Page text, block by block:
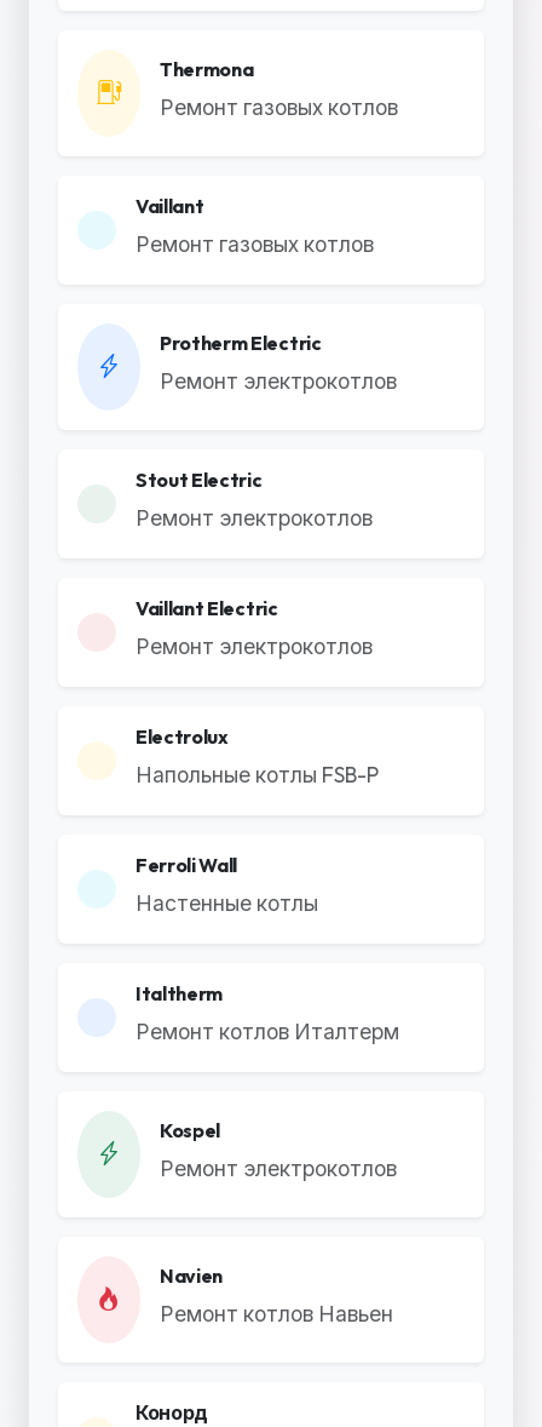
Thermona
Ремонт газовых котлов
Vaillant
Ремонт газовых котлов
Protherm Electric
Ремонт электрокотлов
Stout Electric
Ремонт электрокотлов
Vaillant Electric
Ремонт электрокотлов
Electrolux
Напольные котлы FSB-P
Ferroli Wall
Настенные котлы
Italtherm
Ремонт котлов Италтерм
Kospel
Ремонт электрокотлов
Navien
Ремонт котлов Навьен
Конорд